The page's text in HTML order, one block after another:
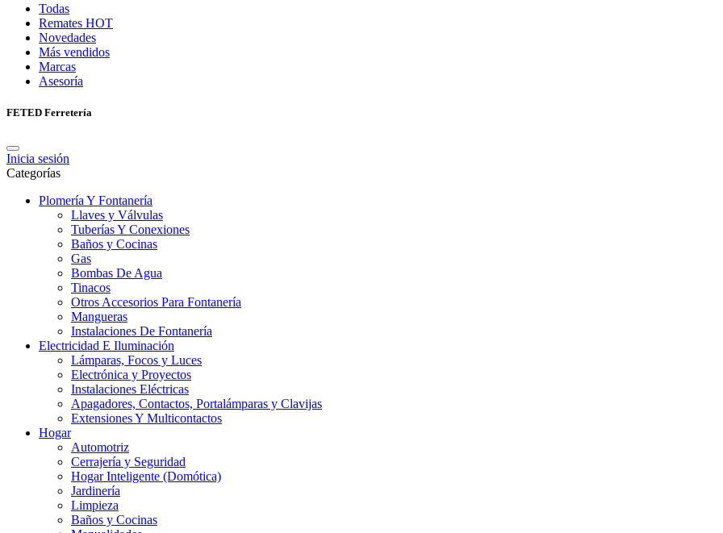
Todas
Remates HOT
Novedades
Más vendidos
Marcas
Asesoría
FETED Ferretería
Inicia sesión
Categorías
Plomería Y Fontanería
Llaves y Válvulas
Tuberías Y Conexiones
Baños y Cocinas
Gas
Bombas De Agua
Tinacos
Otros Accesorios Para Fontanería
Mangueras
Instalaciones De Fontanería
Electricidad E Iluminación
Lámparas, Focos y Luces
Electrónica y Proyectos
Instalaciones Eléctricas
Apagadores, Contactos, Portalámparas y Clavijas
Extensiones Y Multicontactos
Hogar
Automotriz
Cerrajería y Seguridad
Hogar Inteligente (Domótica)
Jardinería
Limpieza
Baños y Cocinas